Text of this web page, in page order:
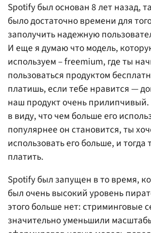
Spotify был основан 8 лет назад,
было достаточно времени для
заполучить надежную
И еще я думаю что модель,
используем – freemium, где ты
пользоваться продуктом
платишь, если тебе нравится —
наш продукт очень
в виду, что чем больше его
популярнее он становится, ты
использовать его больше, и
платить.
Spotify был запущен в то время,
был очень высокий уровень
этого больше нет: стриминговые
значительно уменьшили